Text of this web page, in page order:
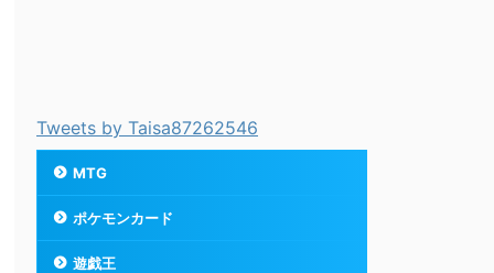
Tweets by Taisa87262546
MTG
ポケモンカード
遊戯王